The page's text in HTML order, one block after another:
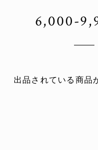
6,000-
出品されている商品